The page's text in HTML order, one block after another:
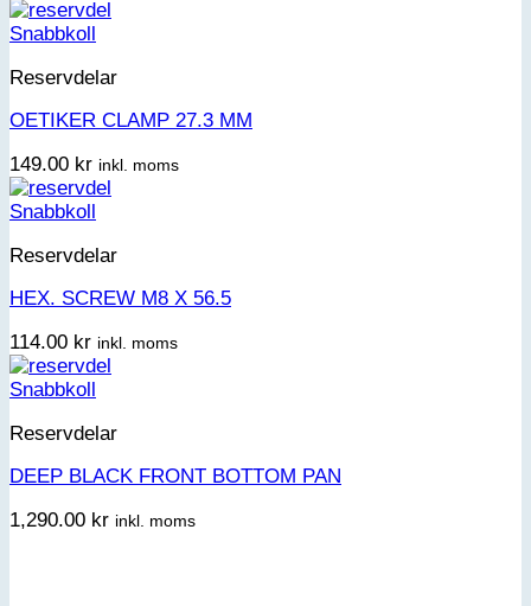
Snabbkoll
Reservdelar
OETIKER CLAMP 27.3 MM
149.00 kr inkl. moms
Snabbkoll
Reservdelar
HEX. SCREW M8 X 56.5
114.00 kr inkl. moms
Snabbkoll
Reservdelar
DEEP BLACK FRONT BOTTOM PAN
1,290.00 kr inkl. moms